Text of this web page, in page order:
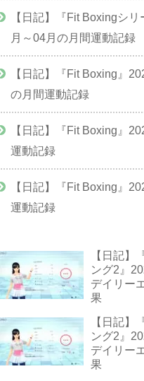
【日記】『Fit Boxingシ
月～04月の月間運動記録
【日記】『Fit Boxing』
の月間運動記録
【日記】『Fit Boxing』
運動記録
【日記】『Fit Boxing』
運動記録
【日記】
ング2』
デイリー
果
【日記】
ング2』
デイリー
果